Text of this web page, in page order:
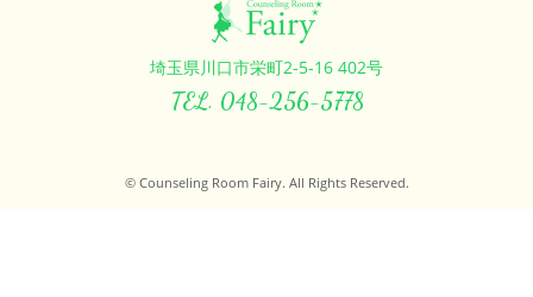
埼玉県川口市栄町2-5-16 402号
TEL. 048-256-5778
© Counseling Room Fairy. All Rights Reserved.